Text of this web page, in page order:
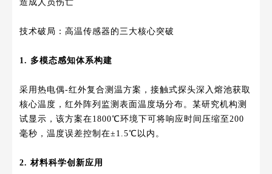
造成人员伤亡
技术破局：高温传感器的三大核心突破
1. 多模态感知体系构建
采用热电偶-红外复合测温方案，接触式探头深入熔池获取
核心温度，红外阵列监测表面温度场分布。某研究机构测
试显示，该方案在1800℃环境下可将响应时间压缩至200
毫秒，温度误差控制在±1.5℃以内。
2. 材料科学创新应用